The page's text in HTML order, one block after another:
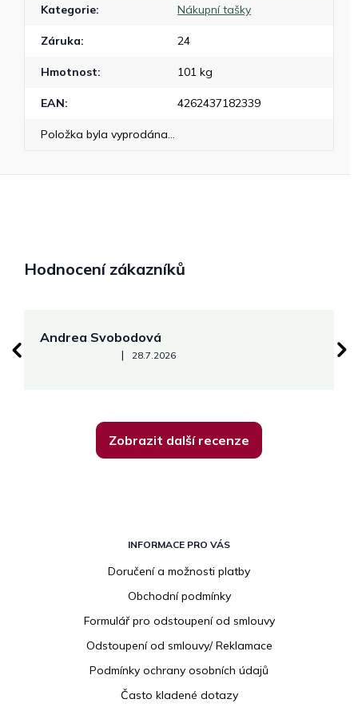
Kategorie: Nákupní tašky
Záruka: 24
Hmotnost: 101 kg
EAN: 4262437182339
Položka byla vyprodána…
Hodnocení zákazníků
Andrea Svobodová
Hodnocení obchodu je 5 z 5 hvězdiček.
| 28.7.2026
Zobrazit další recenze
INFORMACE PRO VÁS
Doručení a možnosti platby
Obchodní podmínky
Formulář pro odstoupení od smlouvy
Odstoupení od smlouvy/ Reklamace
Podmínky ochrany osobních údajů
Často kladené dotazy